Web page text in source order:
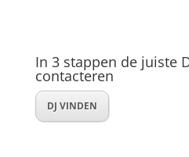
In 3 stappen de juiste
contacteren
DJ VINDEN